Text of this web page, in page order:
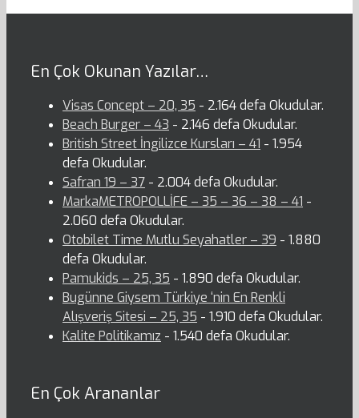
En Çok Okunan Yazılar…
Visas Concept – 20, 35 - 2.164 defa Okudular.
Beach Burger – 43 - 2.146 defa Okudular.
British Street İngilizce Kursları – 41 - 1.954
defa Okudular.
Safran 19 – 37 - 2.004 defa Okudular.
MarkaMETROPOLLİFE – 35 – 36 – 38 – 41 -
2.060 defa Okudular.
Otobilet Time Mutlu Seyahatler – 39 - 1.880
defa Okudular.
Pamukids – 25, 35 - 1.890 defa Okudular.
Bugünne Giysem Türkiye ‘nin En Renkli
Alışveriş Sitesi – 25, 35 - 1.910 defa Okudular.
Kalite Politikamız - 1.540 defa Okudular.
En Çok Arananlar